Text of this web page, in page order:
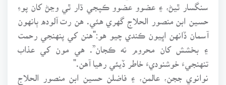
سنگسار ٿيڻ، ۽ عضوو عضوو ڪپجي ڌار ٿي وڃڻ کان پوءِ
حسين ابن منصور الحلاج گهري هئي. هن رت آلوده ٻانهون
آسمان ڏانهن اڀيون ڪندي چيو هو:"هنن کي پنهنجي رحمت
۽ بخشش کان محروم نه ڪجان”. هي مون کي عذاب
تنهنجيءَ خوشنوديءَ خاطر ڏيئي رهيا آهن."
نوانوي ججن، عالمن، ۽ فاضلن حسين ابن منصور الحلاج